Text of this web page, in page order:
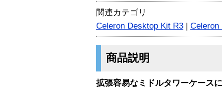
関連カテゴリ
Celeron Desktop Kit R3 | Celeron
商品説明
拡張容易なミドルタワーケース